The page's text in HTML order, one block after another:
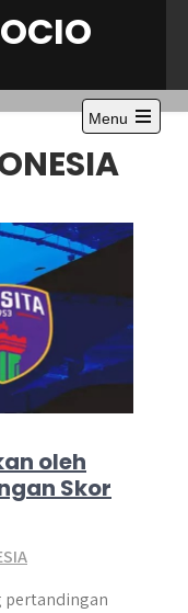
Menu
Open
oleh
Skor
pertandingan